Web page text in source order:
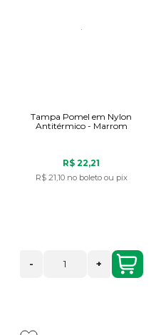
Tampa Pomel em Nylon
Antitérmico - Marrom
R$ 22,21
R$ 21,10 no boleto ou pix
- +